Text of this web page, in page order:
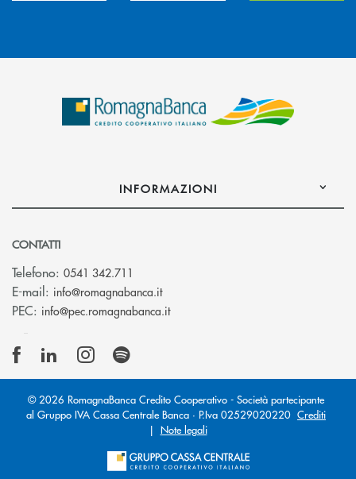
INFORMAZIONI
CONTATTI
Telefono: 0541 342.711
E-mail: info@romagnabanca.it(si apre l’app di posta elettronica)
PEC: info@pec.romagnabanca.it(si apre l’app di posta elettronica)
© 2026 RomagnaBanca Credito Cooperativo - Società partecipante
al Gruppo IVA Cassa Centrale Banca · P.Iva 02529020220 Crediti
| Note legali